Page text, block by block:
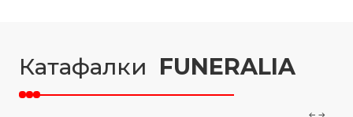
Катафалки FUNERALIA